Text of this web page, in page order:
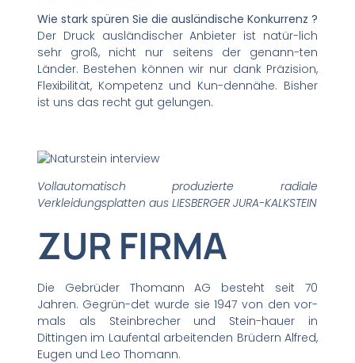
Wie stark spüren Sie die ausländische Konkurrenz ?
Der Druck ausländischer Anbieter ist natür-lich
sehr groß, nicht nur seitens der genann-ten
Länder. Bestehen können wir nur dank Präzision,
Flexibilität, Kompetenz und Kun-dennähe. Bisher
ist uns das recht gut gelungen.
Vollautomatisch produzierte radiale
Verkleidungsplatten aus LIESBERGER JURA-KALKSTEIN
ZUR FIRMA
Die Gebrüder Thomann AG besteht seit 70
Jahren. Gegrün-det wurde sie 1947 von den vor-
mals als Steinbrecher und Stein-hauer in
Dittingen im Laufental arbeitenden Brüdern Alfred,
Eugen und Leo Thomann.